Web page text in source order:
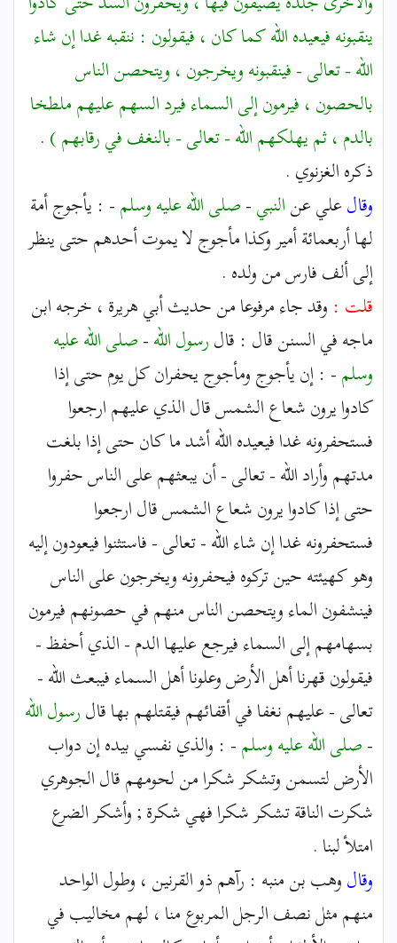
ينقبونه فيعيده الله كما كان ، فيقولون : ننقبه غدا إن شاء
الله - تعالى - فينقبونه ويخرجون ، ويتحصن الناس
بالحصون ، فيرمون إلى السماء فيرد السهم عليهم ملطخا
بالدم ، ثم يهلكهم الله - تعالى - بالنغف في رقابهم ).
ذكره الغزنوي .
وقالعلي عنالنبي-صلى الله عليه وسلم- : يأجوج أمة
لها أربعمائة أمير وكذا مأجوج لا يموت أحدهم حتى ينظر
إلى ألف فارس من ولده .
قلت : وقد جاء مرفوعا من حديث أبي هريرة ، خرجه ابن
ماجه في السنن قال : قالرسول الله-صلى الله عليه
وسلم- : إن يأجوج ومأجوج يحفران كل يوم حتى إذا
كادوا يرون شعاع الشمس قال الذي عليهم ارجعوا
فستحفرونه غدا فيعيده الله أشد ما كان حتى إذا بلغت
مدتهم وأراد الله - تعالى - أن يبعثهم على الناس حفروا
حتى إذا كادوا يرون شعاع الشمس قال ارجعوا
فستحفرونه غدا إن شاء الله - تعالى - فاستثنوا فيعودون إليه
وهو كهيئته حين تركوه فيحفرونه ويخرجون على الناس
فينشفون الماء ويتحصن الناس منهم في حصونهم فيرمون
بسهامهم إلى السماء فيرجع عليها الدم - الذي أحفظ -
فيقولون قهرنا أهل الأرض وعلونا أهل السماء فيبعث الله -
تعالى - عليهم نغفا في أقفائهم فيقتلهم بها قالرسول الله
-صلى الله عليه وسلم- : والذي نفسي بيده إن دواب
الأرض لتسمن وتشكر شكرا من لحومهم قال الجوهري
شكرت الناقة تشكر شكرا فهي شكرة ; وأشكر الضرع
امتلأ لبنا .
وقالوهب بن منبه : رآهم ذو القرنين ، وطول الواحد
منهم مثل نصف الرجل المربوع منا ، لهم مخاليب في